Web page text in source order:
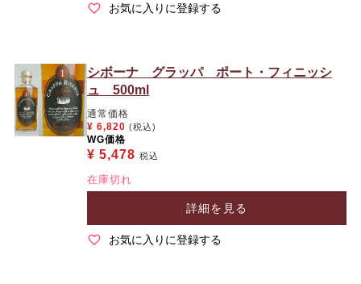
お気に入りに登録する
シボーナ グラッパ ポート・フィニッシ
ュ 500ml
通常価格
¥ 6,820 (税込)
WG価格
¥ 5,478 税込
在庫切れ
詳細を見る
お気に入りに登録する